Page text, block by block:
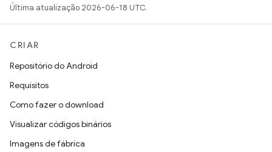
Última atualização 2026-06-18 UTC.
CRIAR
Repositório do Android
Requisitos
Como fazer o download
Visualizar códigos binários
Imagens de fábrica